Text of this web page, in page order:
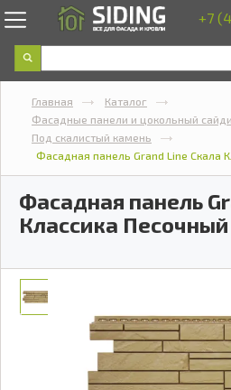
+7
Главная
Каталог
Фасадные панели и цокольный
Под скалистый камень
Фасадная панель Grand Line Скала
Фасадная панель
Классика Песочный